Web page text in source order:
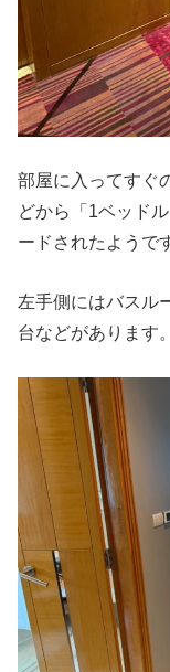
部屋に入ってすぐ
どから「1ベッド
ードされたようで
左手側にはバスル
台などがあります。